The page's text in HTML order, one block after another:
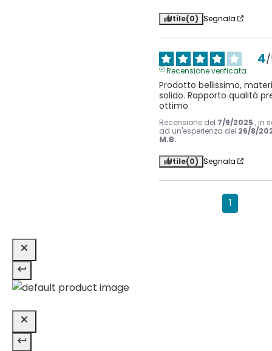
Utile(0) Segnala
4/
Recensione verificata
Prodotto bellissimo,
solido. Rapporto qualità
ottimo
Recensione del 7/9/2025 , in
ad un'esperienza del 26/8/
M.B.
Utile(0) Segnala
1